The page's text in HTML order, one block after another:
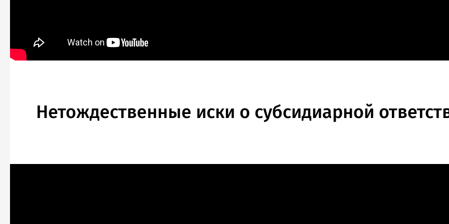
Нетождественные иски о субсидиарной
Возникли проблемы при